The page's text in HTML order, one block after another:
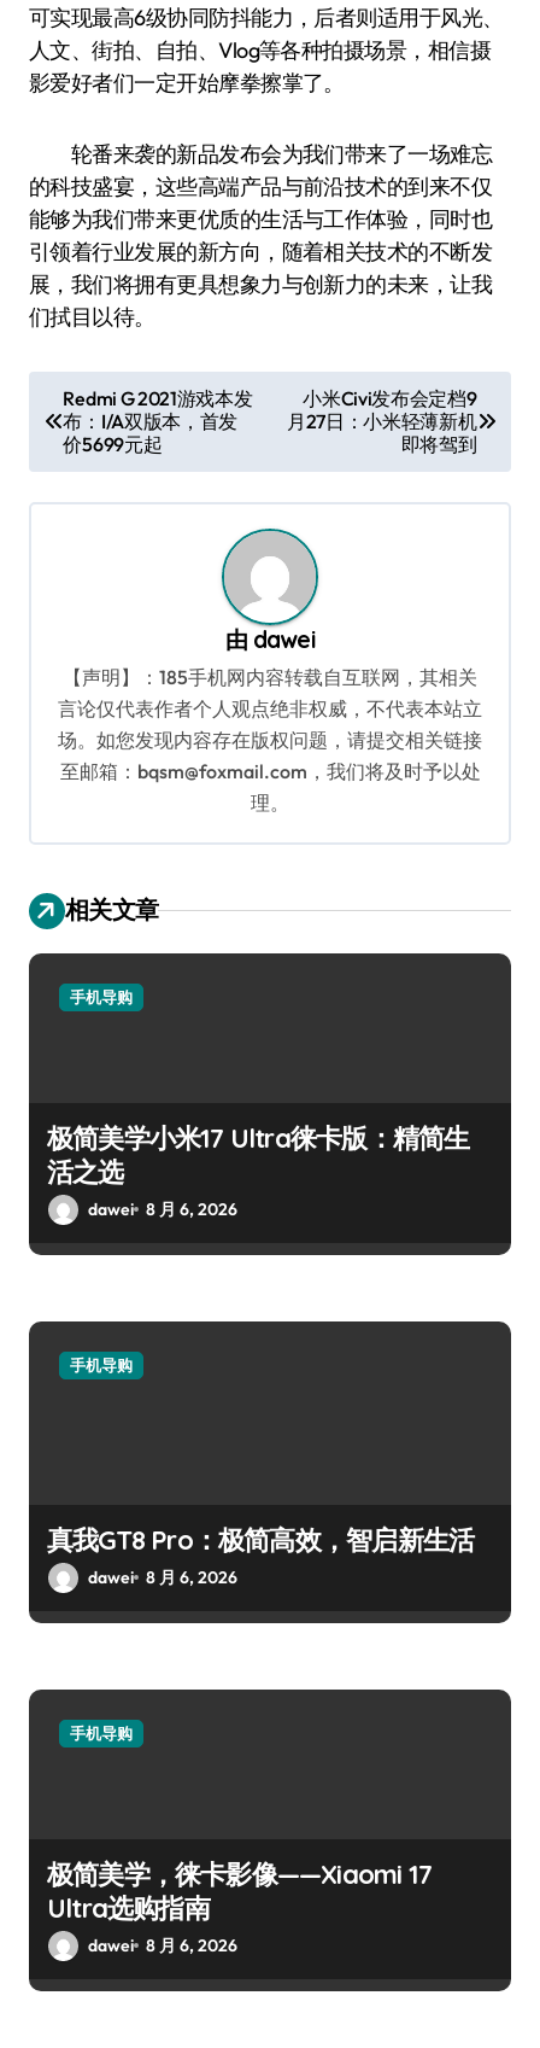
可实现最高6级协同防抖能力，后者则适用于风光、
人文、街拍、自拍、Vlog等各种拍摄场景，相信摄
影爱好者们一定开始摩拳擦掌了。
轮番来袭的新品发布会为我们带来了一场难忘
的科技盛宴，这些高端产品与前沿技术的到来不仅
能够为我们带来更优质的生活与工作体验，同时也
引领着行业发展的新方向，随着相关技术的不断发
展，我们将拥有更具想象力与创新力的未来，让我
们拭目以待。
章
导
航
Redmi G 2021游戏本发
布：I/A双版本，首发
价5699元起
小米Civi发布会定档9
月27日：小米轻薄新机
即将驾到
由 dawei
【声明】：185手机网内容转载自互联网，其相关
言论仅代表作者个人观点绝非权威，不代表本站立
场。如您发现内容存在版权问题，请提交相关链接
至邮箱：bqsm@foxmail.com，我们将及时予以处
理。
相关文章
手机导购
极简美学小米17 Ultra徕卡版：精简生
活之选
dawei 8 月 6, 2026
手机导购
真我GT8 Pro：极简高效，智启新生活
dawei 8 月 6, 2026
手机导购
极简美学，徕卡影像——Xiaomi 17
Ultra选购指南
dawei 8 月 6, 2026